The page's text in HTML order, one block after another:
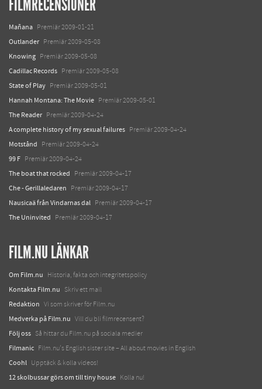
FILMRECENSIONER
Mañana Premiär 2009-01-21
Outlander Premiär 2009-05-08
Knowing Premiär 2009-05-08
Cadillac Records Premiär 2009-05-08
State of Play Premiär 2009-05-01
Hannah Montana: The Movie Premiär 2009-05-01
The Reader Premiär 2009-04-24
A complete history of my sexual failures Premiär 2009-04-24
Motstånd Premiär 2009-04-24
99 F Premiär 2009-04-24
The boat that rocked Premiär 2009-04-17
Che - Gerillaledaren Premiär 2009-04-17
Nausicaä från Vindarnas dal Premiär 2009-04-17
The Uninvited Premiär 2009-04-17
FILM.NU LÄNKAR
Om Film.nu Historia, fakta och integritetspolicy
Kontakta Film.nu Skriv ett mail
Redaktion Vi som skriver för Film.nu
Medverka på Film.nu Vill du bli filmrecensent?
Följ oss Så hittar du Film.nu på sociala medier
Filmanic Film.nu's English sister site – All about movies in English
Coohl Upptäck & kolla videos!
12 skolbussar görs om till tiny house Kolla nu!